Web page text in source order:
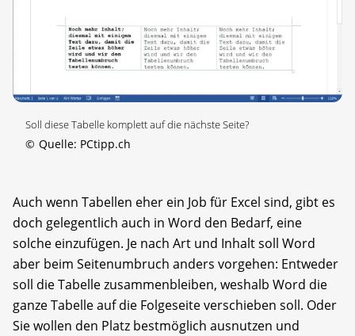
Soll diese Tabelle komplett auf die nächste Seite?
© Quelle: PCtipp.ch
Auch wenn Tabellen eher ein Job für Excel sind, gibt es
doch gelegentlich auch in Word den Bedarf, eine
solche einzufügen. Je nach Art und Inhalt soll Word
aber beim Seitenumbruch anders vorgehen: Entweder
soll die Tabelle zusammenbleiben, weshalb Word die
ganze Tabelle auf die Folgeseite verschieben soll. Oder
Sie wollen den Platz bestmöglich ausnutzen und